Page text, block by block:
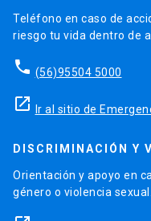
Teléfono en caso de
riesgo tu vida dentro de
phone (56)95504 5000
launch Ir al sitio de
DISCRIMINACIÓN Y
Orientación y apoyo en
género o violencia sexual.